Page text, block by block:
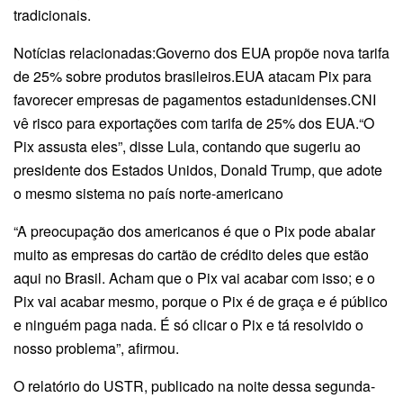
tradicionais.
Notícias relacionadas:Governo dos EUA propõe nova tarifa
de 25% sobre produtos brasileiros.EUA atacam Pix para
favorecer empresas de pagamentos estadunidenses.CNI
vê risco para exportações com tarifa de 25% dos EUA.“O
Pix assusta eles”, disse Lula, contando que sugeriu ao
presidente dos Estados Unidos, Donald Trump, que adote
o mesmo sistema no país norte-americano
“A preocupação dos americanos é que o Pix pode abalar
muito as empresas do cartão de crédito deles que estão
aqui no Brasil. Acham que o Pix vai acabar com isso; e o
Pix vai acabar mesmo, porque o Pix é de graça e é público
e ninguém paga nada. É só clicar o Pix e tá resolvido o
nosso problema”, afirmou.
O relatório do USTR, publicado na noite dessa segunda-